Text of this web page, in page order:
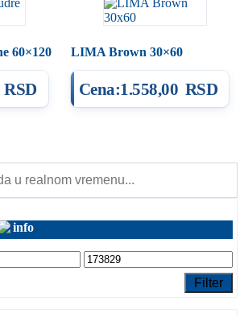
60×120
RSD
LIMA Brown 30×60
Cena:1.558,00 RSD
Filter